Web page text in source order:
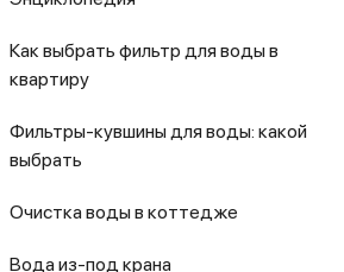
Как выбрать фильтр для воды в
квартиру
Фильтры-кувшины для воды: какой
выбрать
Очистка воды в коттедже
Вода из-под крана